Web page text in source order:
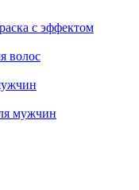
с эффектом
волос
мужчин